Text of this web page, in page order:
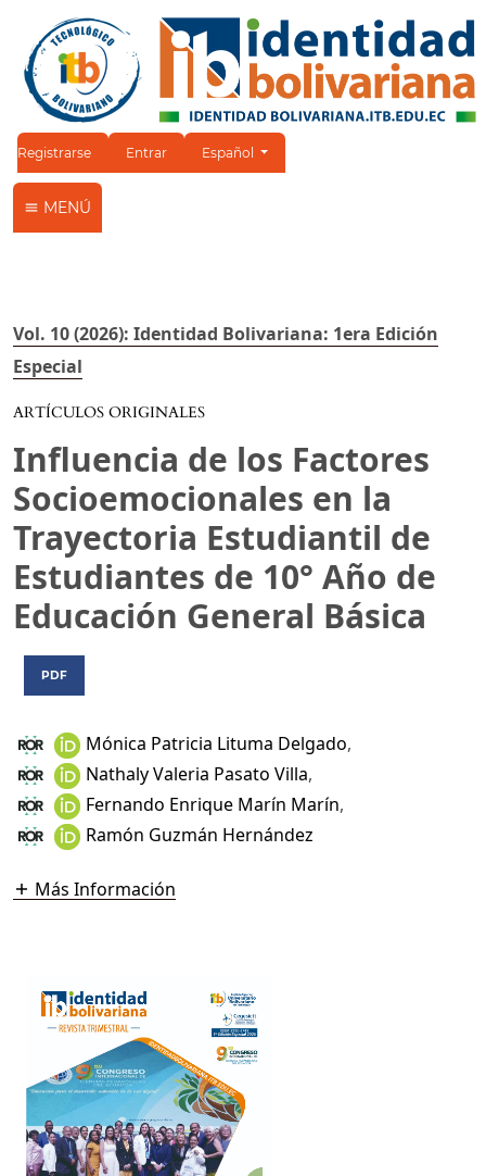
Registrarse Entrar Cambiar el idioma. El idioma actual es:
Español
MENÚ
Vol. 10 (2026): Identidad Bolivariana: 1era Edición
Especial
ARTÍCULOS ORIGINALES
Influencia de los Factores
Socioemocionales en la
Trayectoria Estudiantil de
Estudiantes de 10° Año de
Educación General Básica
PDF
Mónica Patricia Lituma Delgado,
Nathaly Valeria Pasato Villa,
Fernando Enrique Marín Marín,
Ramón Guzmán Hernández
Más Información